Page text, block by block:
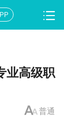
业高级职
普通